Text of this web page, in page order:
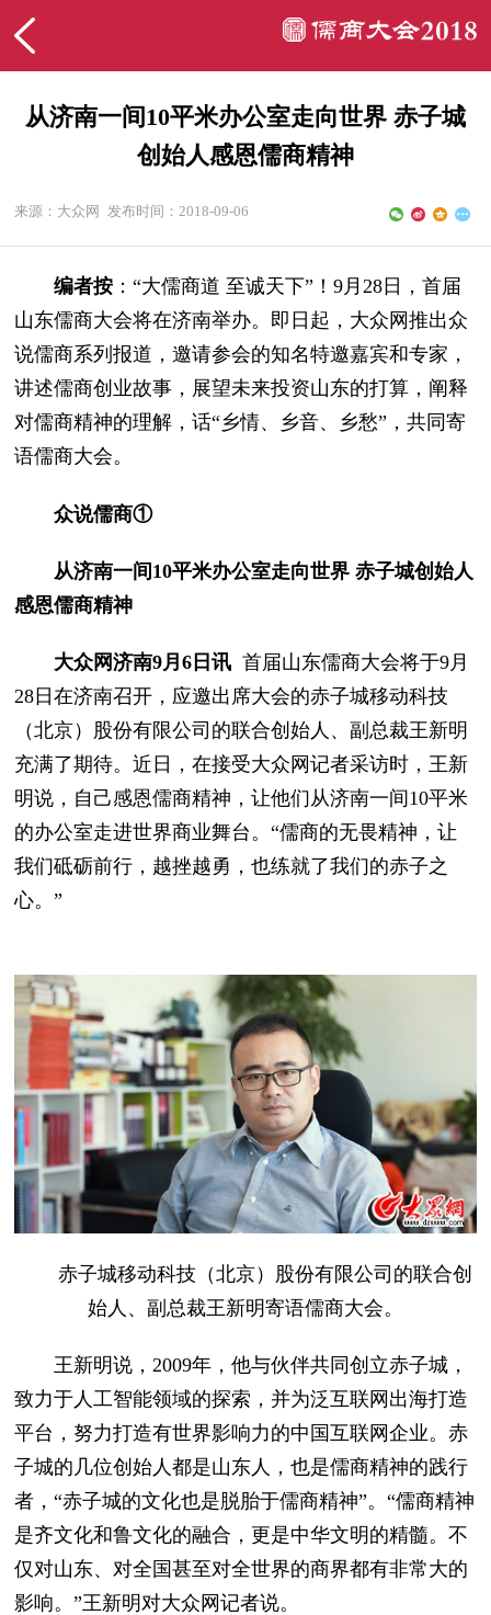
从济南一间10平米办公室走向世界 赤子城
创始人感恩儒商精神
来源：大众网 发布时间：2018-09-06
编者按 ：“大儒商道 至诚天下”！9月28日，首届
山东儒商大会将在济南举办。即日起，大众网推出众
说儒商系列报道，邀请参会的知名特邀嘉宾和专家，
讲述儒商创业故事，展望未来投资山东的打算，阐释
对儒商精神的理解，话“乡情、乡音、乡愁”，共同寄
语儒商大会。
众说儒商①
从济南一间10平米办公室走向世界 赤子城创始人
感恩儒商精神
大众网济南9月6日讯 首届山东儒商大会将于9月
28日在济南召开，应邀出席大会的赤子城移动科技
（北京）股份有限公司的联合创始人、副总裁王新明
充满了期待。近日，在接受大众网记者采访时，王新
明说，自己感恩儒商精神，让他们从济南一间10平米
的办公室走进世界商业舞台。“儒商的无畏精神，让
我们砥砺前行，越挫越勇，也练就了我们的赤子之
心。”
赤子城移动科技（北京）股份有限公司的联合创
始人、副总裁王新明寄语儒商大会。
王新明说，2009年，他与伙伴共同创立赤子城，
致力于人工智能领域的探索，并为泛互联网出海打造
平台，努力打造有世界影响力的中国互联网企业。赤
子城的几位创始人都是山东人，也是儒商精神的践行
者，“赤子城的文化也是脱胎于儒商精神”。“儒商精神
是齐文化和鲁文化的融合，更是中华文明的精髓。不
仅对山东、对全国甚至对全世界的商界都有非常大的
影响。”王新明对大众网记者说。